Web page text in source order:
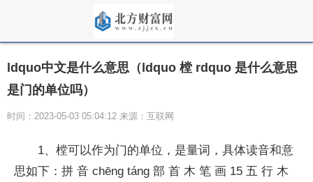
ldquo中文是什么意思（ldquo 樘 rdquo 是什么意思
是门的单位吗）
时间：2023-05-03 05:04:12 来源：互联网
1、樘可以作为门的单位，是量词，具体读音和意
思如下：拼 音 chēng táng 部 首 木 笔 画 15 五 行 木